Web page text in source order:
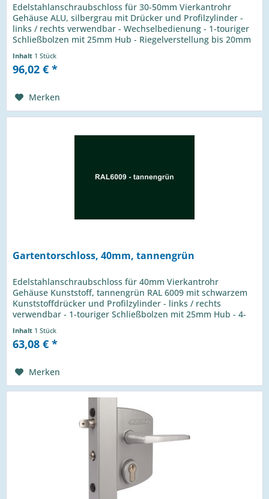
Edelstahlanschraubschloss für 30-50mm Vierkantrohr
Gehäuse ALU, silbergrau mit Drücker und Profilzylinder -
links / rechts verwendbar - Wechselbedienung - 1-touriger
Schließbolzen mit 25mm Hub - Riegelverstellung bis 20mm
Inhalt 1 Stück
96,02 € *
Merken
Gartentorschloss, 40mm, tannengrün
Edelstahlanschraubschloss für 40mm Vierkantrohr
Gehäuse Kunststoff, tannengrün RAL 6009 mit schwarzem
Kunststoffdrücker und Profilzylinder - links / rechts
verwendbar - 1-touriger Schließbolzen mit 25mm Hub - 4-
Inhalt 1 Stück
63,08 € *
Merken